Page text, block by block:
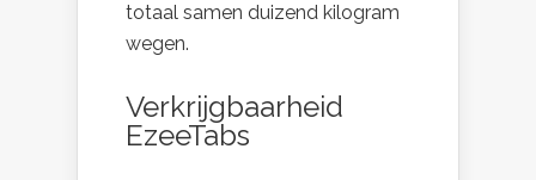
totaal samen duizend kilogram
wegen.
Verkrijgbaarheid
EzeeTabs